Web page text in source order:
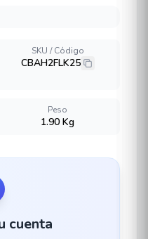
SKU / Código
CBAH2FLK25
Peso
1.90 Kg
cuenta